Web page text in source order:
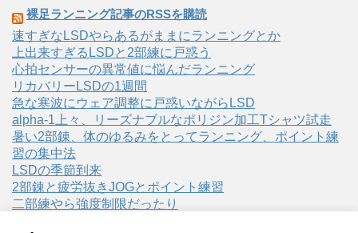
裸足ランニング記事のRSSを購読
速すぎなLSDやらあるがままにランニングとか
上出来すぎるLSDと2部練に戸惑う
心拍センサーの異常値に悩んだランニング
リカバリーLSDの1週間
急な寒波にウェア調整に戸惑いながらLSD
alpha-1上々、リーズナブルなポリジン加工Tシャツ試走
暑い2部錬、体のゆるみをとってランニング、ポイント練
習の集中法
LSDの季節到来
2部錬と疲労抜きJOGとポイント練習
二部練やら強度制限だったり